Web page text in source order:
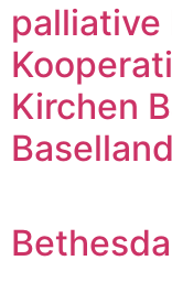
palliative
Kirchen